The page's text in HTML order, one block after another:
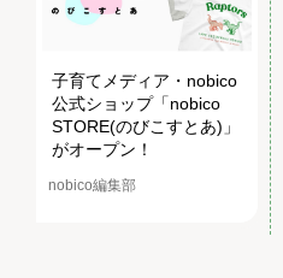
子育てメディア・nobico
公式ショップ「nobico
STORE(のびこすとあ)」
がオープン！
nobico編集部